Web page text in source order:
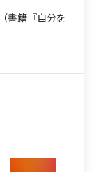
書籍『自分を